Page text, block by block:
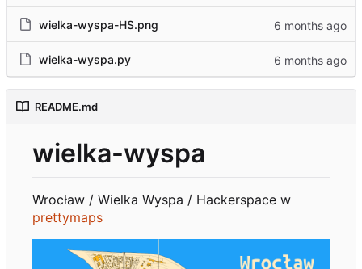
wielka-wyspa-HS.png
wielka-wyspa.py
README.md
wielka-wyspa
Wrocław / Wielka Wyspa / Hackerspace w
prettymaps